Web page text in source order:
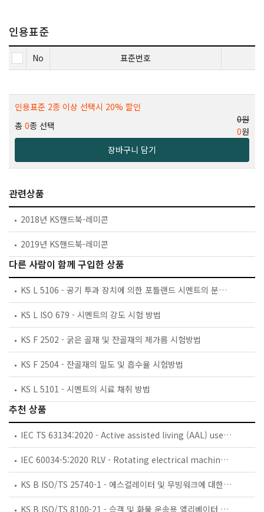
인용표준
No 표준번호
인용표준 2종 이상 선택시 20% 할인
총 0종 선택
0원
0원
장바구니 담기
관련상품
2018년 KS핸드북-레미콘
2019년 KS핸드북-레미콘
다른 사람이 함께 구입한 상품
KS L 5106 - 공기 투과 장치에 의한 포틀랜드 시멘트의 분말도 시험방법
KS L ISO 679 - 시멘트의 강도 시험 방법
KS F 2502 - 굵은 골재 및 잔골재의 체가름 시험방법
KS F 2504 - 잔골재의 밀도 및 흡수율 시험방법
KS L 5101 - 시멘트의 시료 채취 방법
추천 상품
IEC TS 63134:2020 - Active assisted living (AAL) use cases
IEC 60034-5:2020 RLV - Rotating electrical machines - Part 5: Degrees of protection provided by the integral design of rotating electrical machines (IP code) - Classification
KS B ISO/TS 25740-1 - 에스컬레이터 및 무빙워크에 대한 안전요건 — 제1부: 세계공통 필수 안전요건(GESRs)
KS B ISO/TS 8100-21 - 승객 및 화물 운송용 엘리베이터 —제21부: 세계공통 필수안전요건(GESRs)을 충족하는 세계공통 안전 파라미터(GSPs)